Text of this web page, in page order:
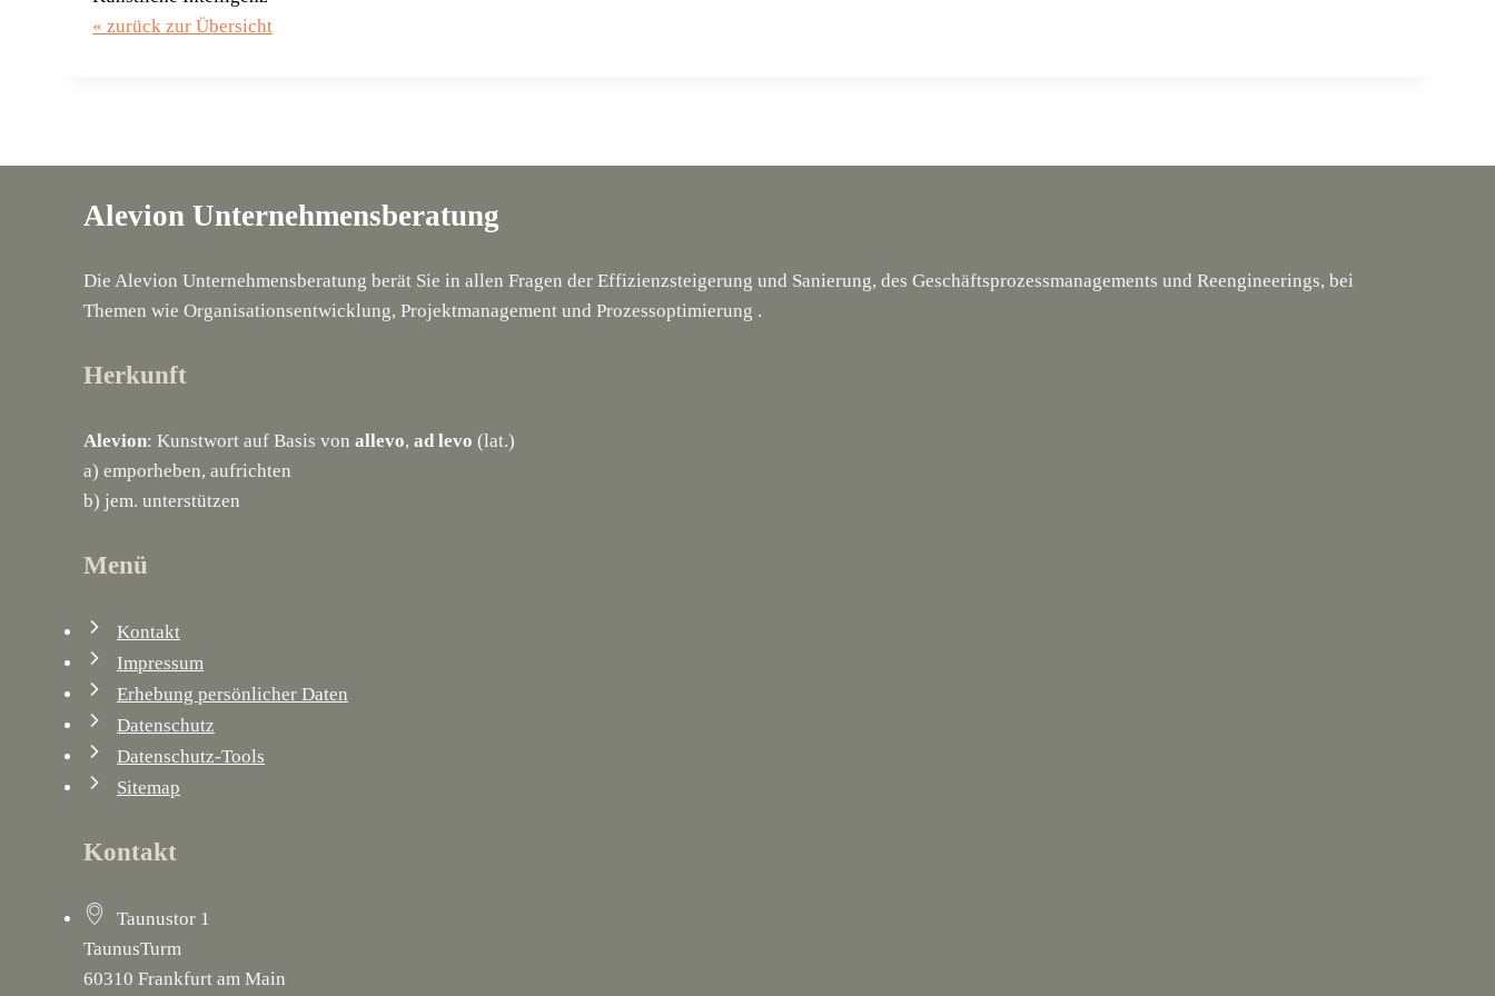
« zurück zur Übersicht
Alevion Unternehmensberatung
Die Alevion Unternehmensberatung berät Sie in allen Fragen der Effizienzsteigerung und Sanierung, des Geschäftsprozessmanagements und Reengineerings, bei
Themen wie Organisationsentwicklung, Projektmanagement und Prozessoptimierung .
Herkunft
Alevion: Kunstwort auf Basis von allevo, ad levo (lat.)
a) emporheben, aufrichten
b) jem. unterstützen
Menü
Kontakt
Impressum
Erhebung persönlicher Daten
Datenschutz
Datenschutz-Tools
Sitemap
Kontakt
Taunustor 1
TaunusTurm
60310 Frankfurt am Main